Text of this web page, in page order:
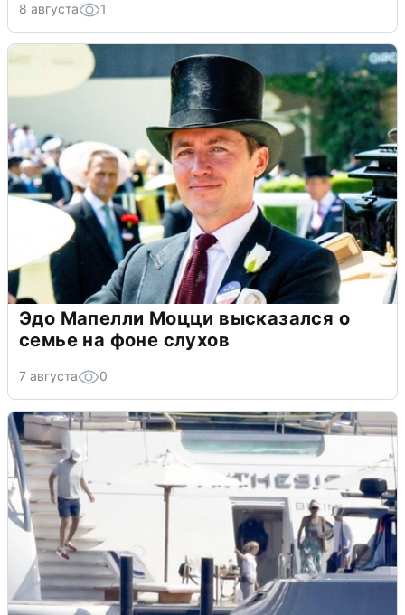
8 августа 1
Эдо Мапелли Моцци высказался о
семье на фоне слухов
7 августа 0